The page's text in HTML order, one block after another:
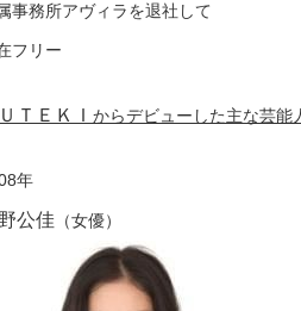
事務所アヴィラを退社して
フリー
ＴＥＫＩ からデビューした主な芸能
年
公佳 （女優）